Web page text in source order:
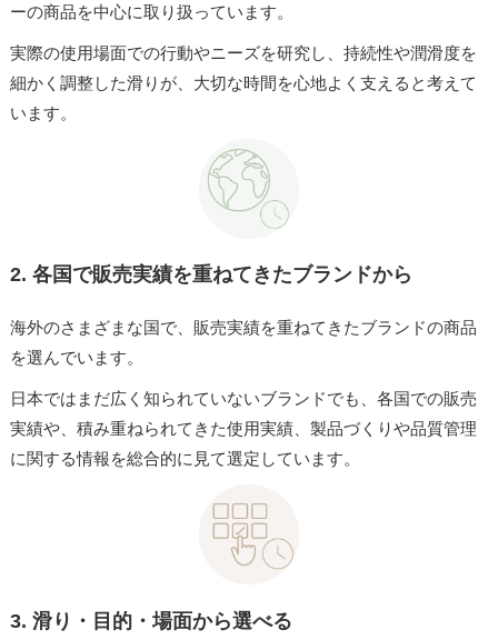
ーの商品を中心に取り扱っています。
実際の使用場面での行動やニーズを研究し、持続性や潤滑度を
細かく調整した滑りが、大切な時間を心地よく支えると考えて
います。
2. 各国で販売実績を重ねてきたブランドから
海外のさまざまな国で、販売実績を重ねてきたブランドの商品
を選んでいます。
日本ではまだ広く知られていないブランドでも、各国での販売
実績や、積み重ねられてきた使用実績、製品づくりや品質管理
に関する情報を総合的に見て選定しています。
3. 滑り・目的・場面から選べる